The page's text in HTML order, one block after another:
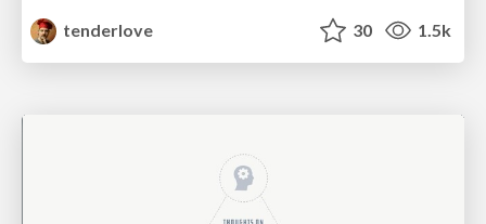
tenderlove
30 1.5k